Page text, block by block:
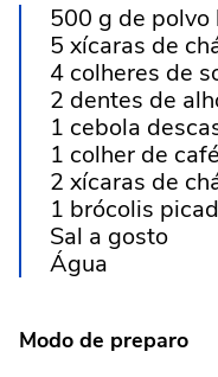
500 g de polvo
5 xícaras de
4 colheres de
2 dentes de
1 cebola
1 colher de
2 xícaras de
1 brócolis
Sal a gosto
Água
Modo de preparo